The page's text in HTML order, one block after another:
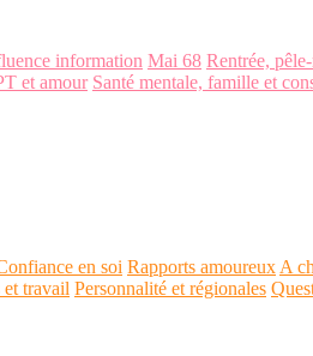
information Mai 68 Rentrée,
et amour Santé mentale, famille et
en soi Rapports amoureux A
travail Personnalité et régionales